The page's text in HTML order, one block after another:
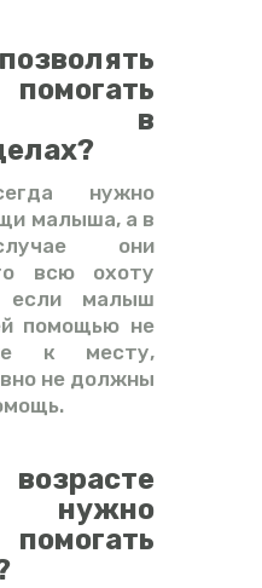
в
нужно
малыша, а в
они
всю охоту
малыш
помощью не
к месту,
не должны
нужно